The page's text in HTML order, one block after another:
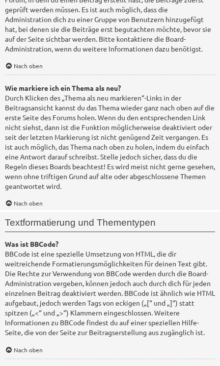
geprüft werden müssen. Es ist auch möglich, dass die
Administration dich zu einer Gruppe von Benutzern hinzugefügt
hat, bei denen sie die Beiträge erst begutachten möchte, bevor sie
auf der Seite sichtbar werden. Bitte kontaktiere die Board-
Administration, wenn du weitere Informationen dazu benötigst.
Nach oben
Wie markiere ich ein Thema als neu?
Durch Klicken des „Thema als neu markieren“-Links in der
Beitragsansicht kannst du das Thema wieder ganz nach oben auf die
erste Seite des Forums holen. Wenn du den entsprechenden Link
nicht siehst, dann ist die Funktion möglicherweise deaktiviert oder
seit der letzten Markierung ist nicht genügend Zeit vergangen. Es
ist auch möglich, das Thema nach oben zu holen, indem du einfach
eine Antwort darauf schreibst. Stelle jedoch sicher, dass du die
Regeln dieses Boards beachtest! Es wird meist nicht gerne gesehen,
wenn ohne triftigen Grund auf alte oder abgeschlossene Themen
geantwortet wird.
Nach oben
Textformatierung und Thementypen
Was ist BBCode?
BBCode ist eine spezielle Umsetzung von HTML, die dir
weitreichende Formatierungsmöglichkeiten für deinen Text gibt.
Die Rechte zur Verwendung von BBCode werden durch die Board-
Administration vergeben, können jedoch auch durch dich für jeden
einzelnen Beitrag deaktiviert werden. BBCode ist ähnlich wie HTML
aufgebaut, jedoch werden Tags von eckigen („[“ und „]“) statt
spitzen („<“ und „>“) Klammern eingeschlossen. Weitere
Informationen zu BBCode findest du auf einer speziellen Hilfe-
Seite, die von der Seite zur Beitragserstellung aus zugänglich ist.
Nach oben